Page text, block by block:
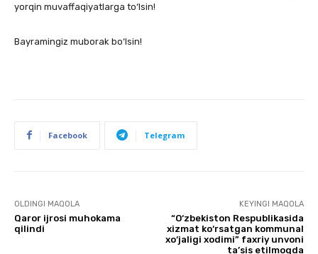
yorqin muvaffaqiyatlarga to‘lsin!
Bayramingiz muborak bo‘lsin!
Facebook Telegram
OLDINGI MAQOLA
Qaror ijrosi muhokama
qilindi
KEYINGI MAQOLA
“O‘zbekiston Respublikasida
xizmat ko‘rsatgan kommunal
xo‘jaligi xodimi” faxriy unvoni
ta’sis etilmoqda